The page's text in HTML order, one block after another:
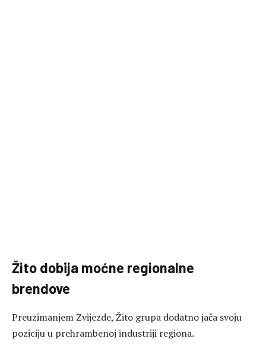
Žito dobija moćne regionalne
brendove
Preuzimanjem Zvijezde, Žito grupa dodatno jača svoju
poziciju u prehrambenoj industriji regiona.